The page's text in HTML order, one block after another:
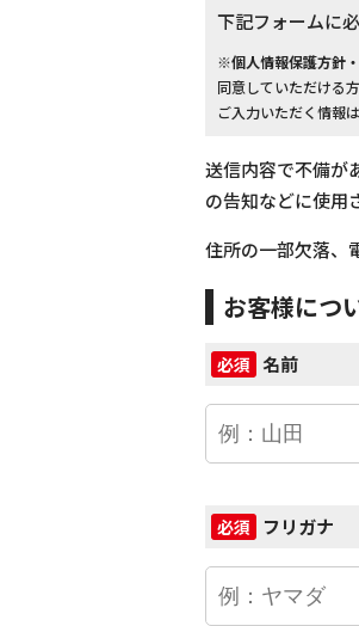
下記フォームに
※個人情報保護方針
同意していただける
ご入力いただく情報
送信内容で不備が
の告知などに使用
住所の一部欠落、
お客様につ
必須 名前
必須 フリガナ